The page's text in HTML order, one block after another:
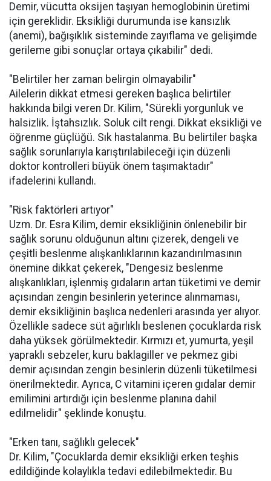
Demir, vücutta oksijen taşıyan hemoglobinin üretimi
için gereklidir. Eksikliği durumunda ise kansızlık
(anemi), bağışıklık sisteminde zayıflama ve gelişimde
gerileme gibi sonuçlar ortaya çıkabilir" dedi.
"Belirtiler her zaman belirgin olmayabilir"
Ailelerin dikkat etmesi gereken başlıca belirtiler
hakkında bilgi veren Dr. Kilim, "Sürekli yorgunluk ve
halsizlik. İştahsızlık. Soluk cilt rengi. Dikkat eksikliği ve
öğrenme güçlüğü. Sık hastalanma. Bu belirtiler başka
sağlık sorunlarıyla karıştırılabileceği için düzenli
doktor kontrolleri büyük önem taşımaktadır"
ifadelerini kullandı.
"Risk faktörleri artıyor"
Uzm. Dr. Esra Kilim, demir eksikliğinin önlenebilir bir
sağlık sorunu olduğunun altını çizerek, dengeli ve
çeşitli beslenme alışkanlıklarının kazandırılmasının
önemine dikkat çekerek, "Dengesiz beslenme
alışkanlıkları, işlenmiş gıdaların artan tüketimi ve demir
açısından zengin besinlerin yeterince alınmaması,
demir eksikliğinin başlıca nedenleri arasında yer alıyor.
Özellikle sadece süt ağırlıklı beslenen çocuklarda risk
daha yüksek görülmektedir. Kırmızı et, yumurta, yeşil
yapraklı sebzeler, kuru baklagiller ve pekmez gibi
demir açısından zengin besinlerin düzenli tüketilmesi
önerilmektedir. Ayrıca, C vitamini içeren gıdalar demir
emilimini artırdığı için beslenme planına dahil
edilmelidir" şeklinde konuştu.
"Erken tanı, sağlıklı gelecek"
Dr. Kilim, "Çocuklarda demir eksikliği erken teşhis
edildiğinde kolaylıkla tedavi edilebilmektedir. Bu